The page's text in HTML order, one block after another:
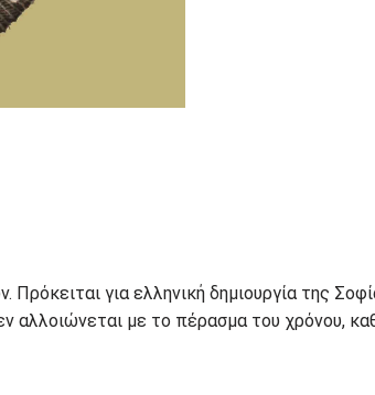
για ελληνική δημιουργία της
αλλοιώνεται με το πέρασμα του χρόνου,